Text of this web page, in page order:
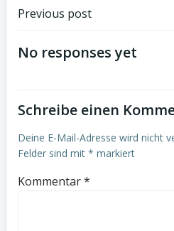
Post
navigation
Previous post
No responses yet
Schreibe einen
Deine E-Mail-Adresse wird nicht
Felder sind mit * markiert
Kommentar*